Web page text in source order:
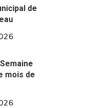
de
mois de